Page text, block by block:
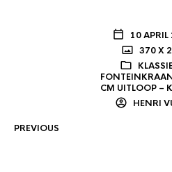
10 APRIL
370 X
CM UITLOOP –
HENRI
PREVIOUS